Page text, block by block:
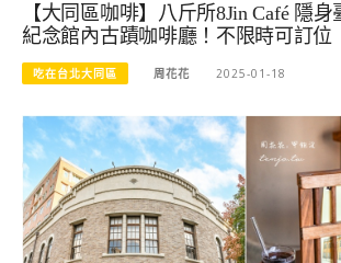
【大同區咖啡】八斤所8Jin Café 隱
紀念館內古蹟咖啡廳！不限時可訂位
吃在台北大同區 周花花 2025-01-18